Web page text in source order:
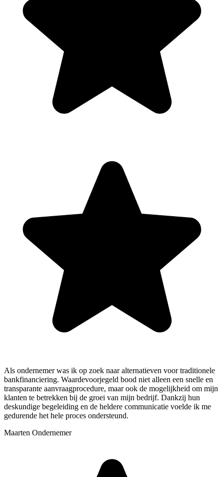
Als ondernemer was ik op zoek naar alternatieven voor traditionele
bankfinanciering. Waardevoorjegeld bood niet alleen een snelle en
transparante aanvraagprocedure, maar ook de mogelijkheid om mijn
klanten te betrekken bij de groei van mijn bedrijf. Dankzij hun
deskundige begeleiding en de heldere communicatie voelde ik me
gedurende het hele proces ondersteund.
Maarten Ondernemer